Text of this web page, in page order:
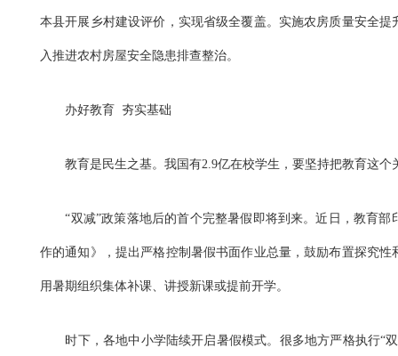
本县开展乡村建设评价，实现省级全覆盖。实施农房质量安全
入推进农村房屋安全隐患排查整治。
办好教育 夯实基础
教育是民生之基。我国有2.9亿在校学生，要坚持把教育这个
“双减”政策落地后的首个完整暑假即将到来。近日，教育部
作的通知》，提出严格控制暑假书面作业总量，鼓励布置探究
用暑期组织集体补课、讲授新课或提前开学。
时下，各地中小学陆续开启暑假模式。很多地方严格执行“